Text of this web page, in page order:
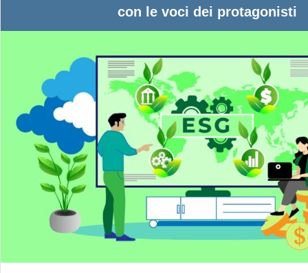
con le voci dei protagonisti